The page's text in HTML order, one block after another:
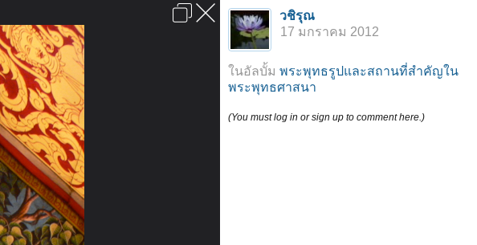
ลงโฆษณา ติดต่อเรา ช่วยเหลือ
วชิรุณ
17 มกราคม 2012
ในอัลบั้ม พระพุทธรูปและสถานที่สำคัญใน
พระพุทธศาสนา
(You must log in or sign up to comment here.)